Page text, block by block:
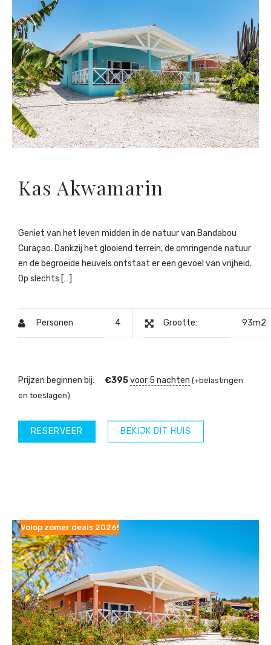
Kas Akwamarin
Geniet van het leven midden in de natuur van Bandabou
Curaçao. Dankzij het glooiend terrein, de omringende natuur
en de begroeide heuvels ontstaat er een gevoel van vrijheid.
Op slechts […]
Personen 4 Grootte: 93m2
Prijzen beginnen bij: €395voor 5 nachten (+belastingen
en toeslagen)
BEKIJK DIT HUIS
RESERVEER
Volop zomer deals 2026!